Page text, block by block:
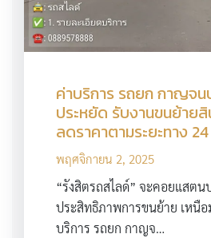
ค่าบริการ รถยก กาญจน
ประหยัด รับงานขนย้าย
ลดราคาตามระยะทาง
พฤศจิกายน 2, 2025
“รังสิตรถสไลด์” จะคอยแสตน
ประสิทธิภาพการขนย้าย เหนื
บริการ รถยก กาญจ…